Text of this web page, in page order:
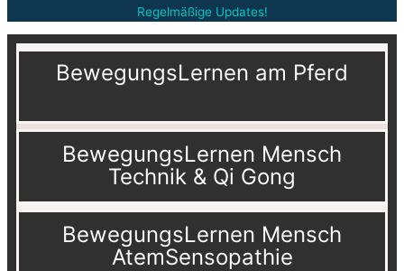
Regelmäßige Updates!
BewegungsLernen am Pferd
BewegungsLernen Mensch
Technik & Qi Gong
BewegungsLernen Mensch
AtemSensopathie